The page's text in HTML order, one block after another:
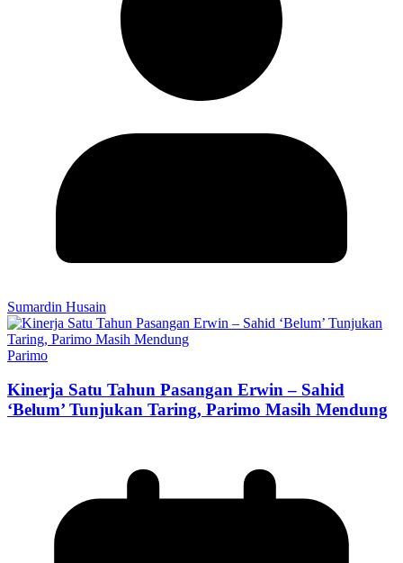
Sumardin Husain
Parimo
Kinerja Satu Tahun Pasangan Erwin – Sahid
‘Belum’ Tunjukan Taring, Parimo Masih Mendung